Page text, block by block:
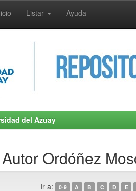
Listar Ayuda
del Azuay
Ordóñez
Ir a: 0-9 A B C D E